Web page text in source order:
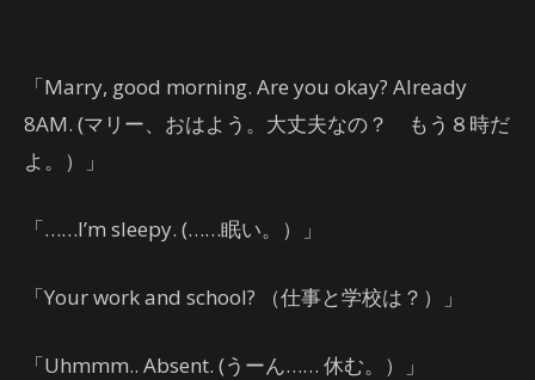
「Marry, good morning. Are you okay? Already
8AM. (マリー、おはよう。大丈夫なの？ もう８時だ
よ。）」
「……I’m sleepy. (……眠い。）」
「Your work and school? （仕事と学校は？）」
「Uhmmm.. Absent. (うーん…… 休む。）」